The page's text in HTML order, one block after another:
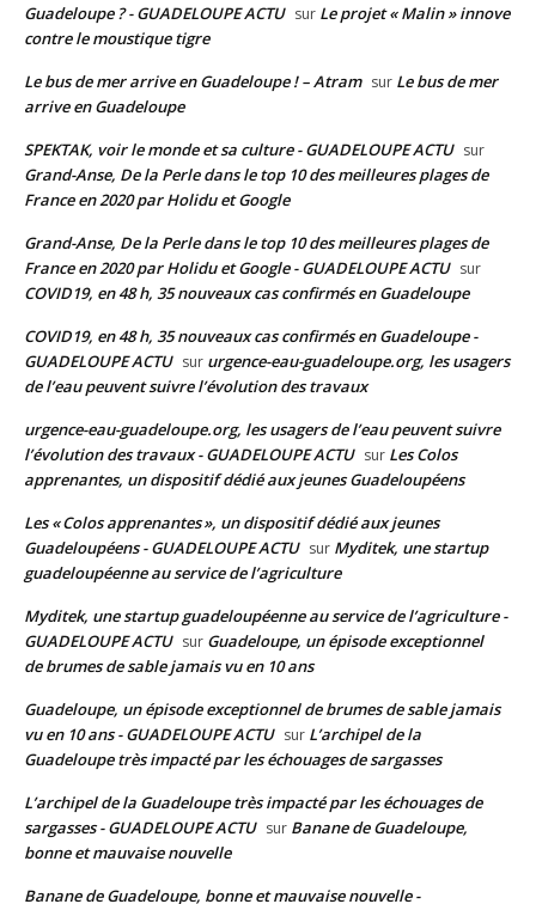
Guadeloupe ? - GUADELOUPE ACTU sur Le projet « Malin » innove
contre le moustique tigre
Le bus de mer arrive en Guadeloupe ! – Atram sur Le bus de mer
arrive en Guadeloupe
SPEKTAK, voir le monde et sa culture - GUADELOUPE ACTU sur
Grand-Anse, De la Perle dans le top 10 des meilleures plages de
France en 2020 par Holidu et Google
Grand-Anse, De la Perle dans le top 10 des meilleures plages de
France en 2020 par Holidu et Google - GUADELOUPE ACTU sur
COVID19, en 48 h, 35 nouveaux cas confirmés en Guadeloupe
COVID19, en 48 h, 35 nouveaux cas confirmés en Guadeloupe -
GUADELOUPE ACTU sur urgence-eau-guadeloupe.org, les usagers
de l’eau peuvent suivre l’évolution des travaux
urgence-eau-guadeloupe.org, les usagers de l’eau peuvent suivre
l’évolution des travaux - GUADELOUPE ACTU sur Les Colos
apprenantes, un dispositif dédié aux jeunes Guadeloupéens
Les « Colos apprenantes », un dispositif dédié aux jeunes
Guadeloupéens - GUADELOUPE ACTU sur Myditek, une startup
guadeloupéenne au service de l’agriculture
Myditek, une startup guadeloupéenne au service de l’agriculture -
GUADELOUPE ACTU sur Guadeloupe, un épisode exceptionnel
de brumes de sable jamais vu en 10 ans
Guadeloupe, un épisode exceptionnel de brumes de sable jamais
vu en 10 ans - GUADELOUPE ACTU sur L’archipel de la
Guadeloupe très impacté par les échouages de sargasses
L’archipel de la Guadeloupe très impacté par les échouages de
sargasses - GUADELOUPE ACTU sur Banane de Guadeloupe,
bonne et mauvaise nouvelle
Banane de Guadeloupe, bonne et mauvaise nouvelle -